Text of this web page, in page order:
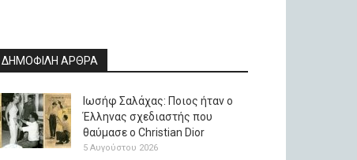
ΔΗΜΟΦΙΛΗ ΑΡΘΡΑ
Ιωσήφ Σαλάχας: Ποιος ήταν ο
Έλληνας σχεδιαστής που
θαύμασε ο Christian Dior
5 Αυγούστου 2026